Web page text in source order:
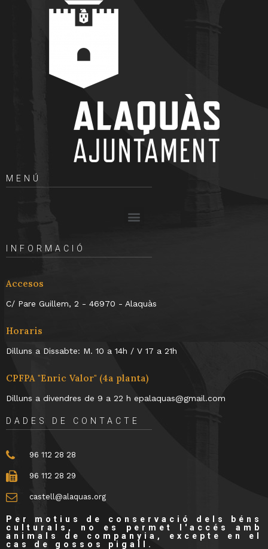
MENÚ
INFORMACIÓ
Accesos
C/ Pare Guillem, 2 - 46970 - Alaquàs
Horaris
Dilluns a Dissabte: M. 10 a 14h / V 17 a 21h
CPFPA "Enric Valor" (4a planta)
Dilluns a divendres de 9 a 22 h epalaquas@gmail.com
DADES DE CONTACTE
96 112 28 28
96 112 28 29
castell@alaquas.org
Per motius de conservació dels béns
culturals, no es permet l'accés amb
animals de companyia, excepte en el
cas de gossos pigall.